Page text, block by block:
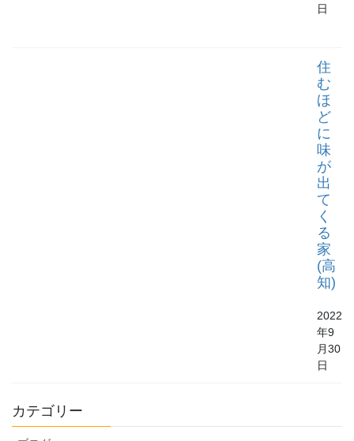
日
住
む
ほ
ど
に
味
が
出
て
く
る
家
(高
知)
2022
年9
月30
日
カテゴリー